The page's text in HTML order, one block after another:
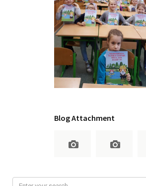
Blog Attachment